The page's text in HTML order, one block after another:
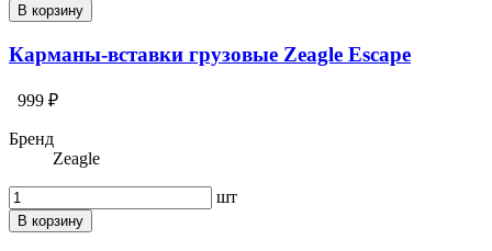
В корзину
Карманы-вставки грузовые Zeagle Escape
999 ₽
Бренд
Zeagle
шт
В корзину